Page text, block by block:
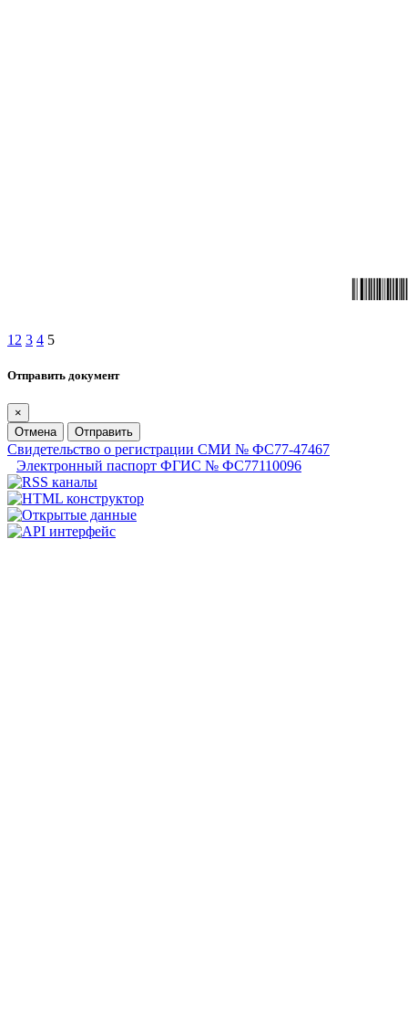
1 2 3 4 5
Отправить документ
×
Отмена
Отправить
Свидетельство о регистрации СМИ № ФС77-47467
Электронный паспорт ФГИС № ФС77110096